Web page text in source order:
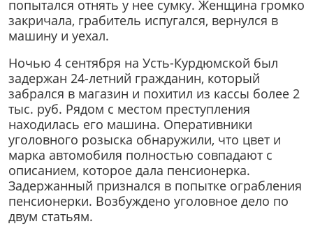
попытался отнять у нее сумку. Женщина громко
закричала, грабитель испугался, вернулся в
машину и уехал.
Ночью 4 сентября на Усть-Курдюмской был
задержан 24-летний гражданин, который
забрался в магазин и похитил из кассы более 2
тыс. руб. Рядом с местом преступления
находилась его машина. Оперативники
уголовного розыска обнаружили, что цвет и
марка автомобиля полностью совпадают с
описанием, которое дала пенсионерка.
Задержанный признался в попытке ограбления
пенсионерки. Возбуждено уголовное дело по
двум статьям.